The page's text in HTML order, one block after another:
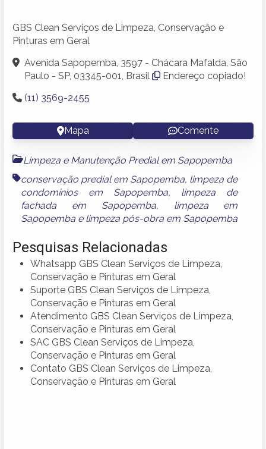
GBS Clean Serviços de Limpeza, Conservação e
Pinturas em Geral
Avenida Sapopemba, 3597 - Chácara Mafalda, São
Paulo - SP, 03345-001, Brasil
Endereço copiado!
(11) 3569-2455
Mapa Comente
Limpeza e Manutenção Predial em Sapopemba
conservação predial em Sapopemba, limpeza de
condomínios em Sapopemba, limpeza de
fachada em Sapopemba, limpeza em
Sapopemba e limpeza pós-obra em Sapopemba
Pesquisas Relacionadas
Whatsapp GBS Clean Serviços de Limpeza,
Conservação e Pinturas em Geral
Suporte GBS Clean Serviços de Limpeza,
Conservação e Pinturas em Geral
Atendimento GBS Clean Serviços de Limpeza,
Conservação e Pinturas em Geral
SAC GBS Clean Serviços de Limpeza,
Conservação e Pinturas em Geral
Contato GBS Clean Serviços de Limpeza,
Conservação e Pinturas em Geral